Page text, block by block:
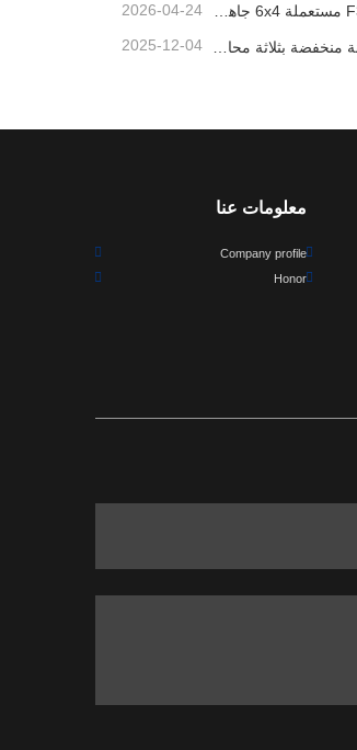
شاحنة جرار شاكمان F3000 مستعملة 6x4 جاهزة للتصدير إلى نيجيريا 2026-04-24
2025-12-04
معلومات عنا
Company profile
Honor